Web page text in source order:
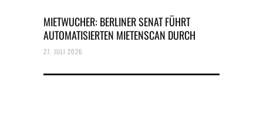
MIETWUCHER: BERLINER SENAT FÜHRT
AUTOMATISIERTEN MIETENSCAN DURCH
27. JULI 2026